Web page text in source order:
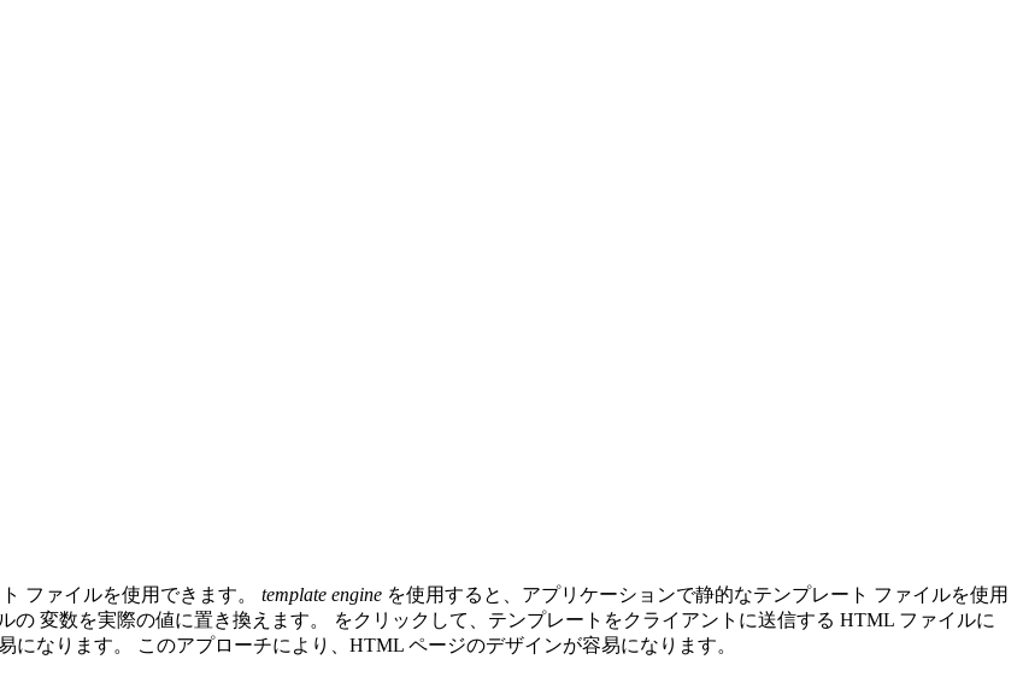
ファイルを使用できます。 template engine を使用すると、アプリケーションで静的なテンプレート ファイルを使用
変数を実際の値に置き換えます。 をクリックして、テンプレートをクライアントに送信する HTML ファイルに
なります。 このアプローチにより、HTML ページのデザインが容易になります。